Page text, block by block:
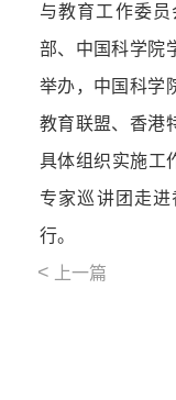
与教育工作委员
部、中国科学院
举办，中国科学
教育联盟、香港
具体组织实施工
专家巡讲团走进
行。
< 上一篇